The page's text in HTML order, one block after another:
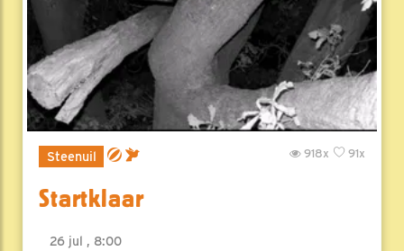
Steenuil 91x
918x
Startklaar
26 jul , 8:00